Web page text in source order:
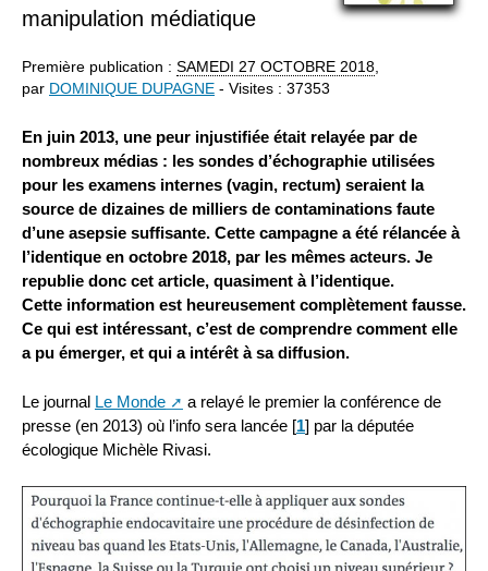
manipulation médiatique
Première publication : SAMEDI 27 OCTOBRE 2018,
par DOMINIQUE DUPAGNE - Visites : 37353
En juin 2013, une peur injustifiée était relayée par de
nombreux médias : les sondes d’échographie utilisées
pour les examens internes (vagin, rectum) seraient la
source de dizaines de milliers de contaminations faute
d’une asepsie suffisante. Cette campagne a été rélancée à
l’identique en octobre 2018, par les mêmes acteurs. Je
republie donc cet article, quasiment à l’identique.
Cette information est heureusement complètement fausse.
Ce qui est intéressant, c’est de comprendre comment elle
a pu émerger, et qui a intérêt à sa diffusion.
Le journal Le Monde
a relayé le premier la conférence de
presse (en 2013) où l’info sera lancée [1] par la députée
écologique Michèle Rivasi.